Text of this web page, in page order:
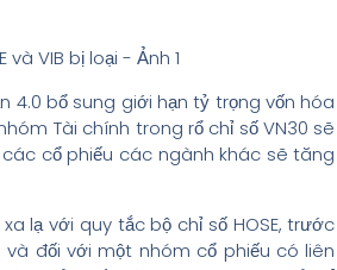
4.0 bổ sung giới hạn tỷ trọng vốn hóa
Tài chính trong rổ chỉ số VN30 sẽ
cổ phiếu các ngành khác sẽ tăng
lạ với quy tắc bộ chỉ số HOSE, trước
đối với một nhóm cổ phiếu có liên